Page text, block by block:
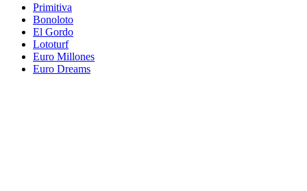
Primitiva
Bonoloto
El Gordo
Lototurf
Euro Millones
Euro Dreams